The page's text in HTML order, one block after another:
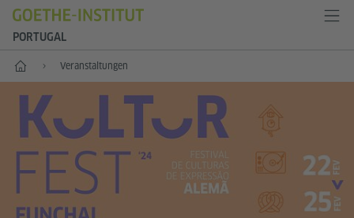
PORTUGAL
Start Veranstaltungen